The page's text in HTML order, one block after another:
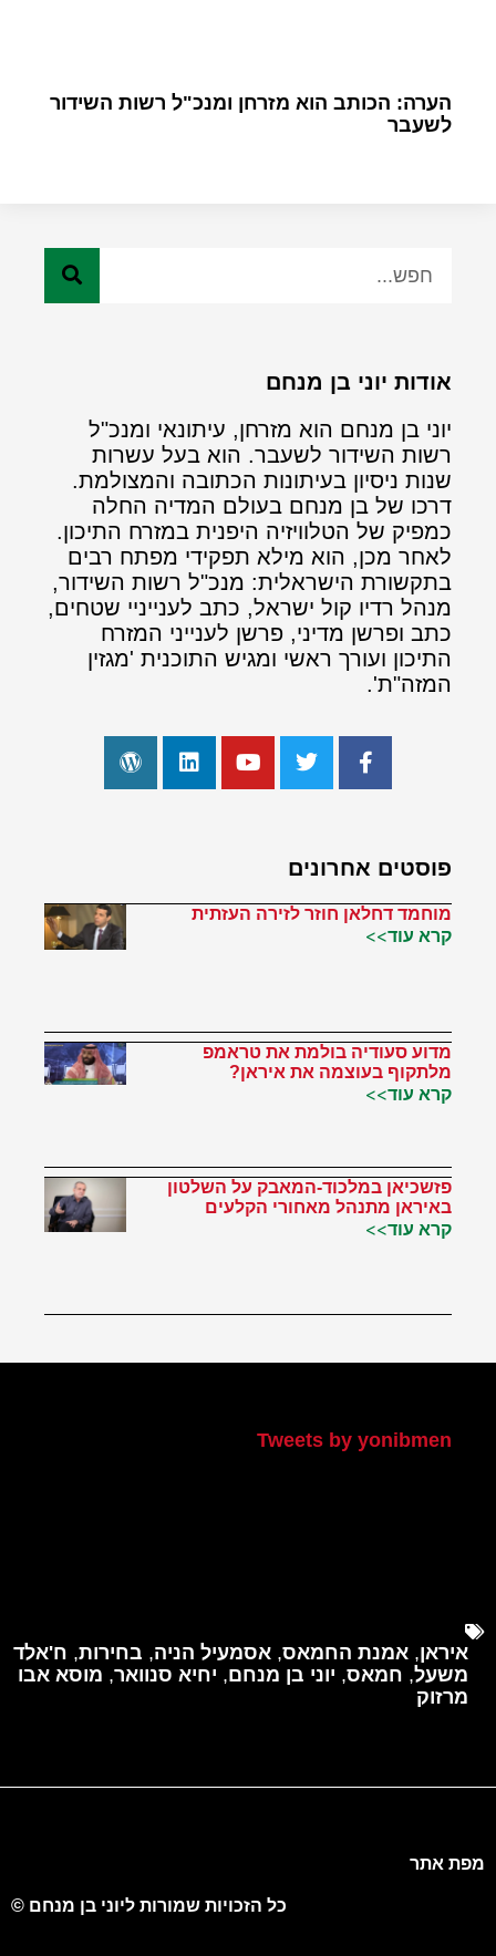
הערה: הכותב הוא מזרחן ומנכ"ל רשות השידור
לשעבר
אודות יוני בן מנחם
יוני בן מנחם הוא מזרחן, עיתונאי ומנכ"ל
רשות השידור לשעבר. הוא בעל עשרות
שנות ניסיון בעיתונות הכתובה והמצולמת.
דרכו של בן מנחם בעולם המדיה החלה
כמפיק של הטלוויזיה היפנית במזרח התיכון.
לאחר מכן, הוא מילא תפקידי מפתח רבים
בתקשורת הישראלית: מנכ"ל רשות השידור,
מנהל רדיו קול ישראל, כתב לענייניי שטחים,
כתב ופרשן מדיני, פרשן לענייני המזרח
התיכון ועורך ראשי ומגיש התוכנית 'מגזין
המזה"ת'.
פוסטים אחרונים
מוחמד דחלאן חוזר לזירה העזתית
קרא עוד>>
מדוע סעודיה בולמת את טראמפ
מלתקוף בעוצמה את איראן?
קרא עוד>>
פזשכיאן במלכוד-המאבק על השלטון
באיראן מתנהל מאחורי הקלעים
קרא עוד>>
Tweets by yonibmen
איראן, אמנת החמאס, אסמעיל הניה, בחירות, ח'אלד
משעל, חמאס, יוני בן מנחם, יחיא סנוואר, מוסא אבו
מרזוק
מפת אתר
כל הזכויות שמורות ליוני בן מנחם ©